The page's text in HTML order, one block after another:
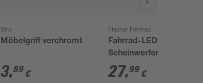
Siro
Möbelgriff verchromt
3,69 €
Fischer Fahrrad
Fahrrad-LED-
Scheinwerfer 70 Lux
27,99 €